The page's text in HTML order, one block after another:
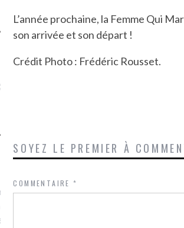
SUR FACEBOOK
QUI MARCHE
journaliste à France
conquis mais en
L’année prochaine, la Femme Qui
son arrivée et son départ !
Crédit Photo : Frédéric Rousset.
SOYEZ LE PREMIER À
COMMENTAIRE*